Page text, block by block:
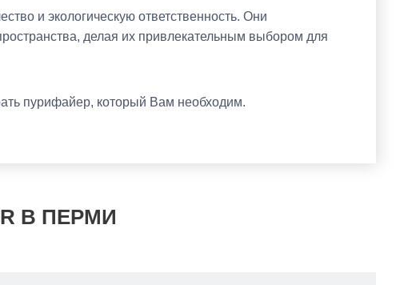
и экологическую ответственность. Они
делая их привлекательным выбором для
пурифайер, который Вам необходим.
В ПЕРМИ